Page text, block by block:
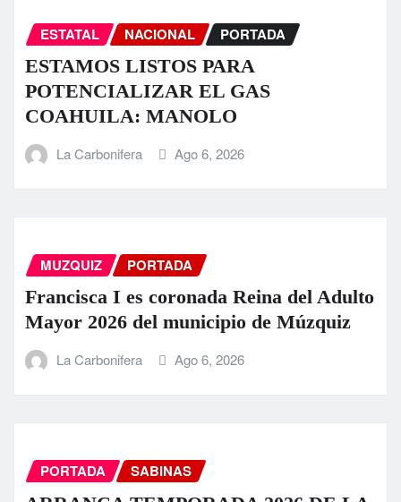
ESTATAL NACIONAL PORTADA
ESTAMOS LISTOS PARA
POTENCIALIZAR EL GAS
COAHUILA: MANOLO
La Carbonifera Ago 6, 2026
MUZQUIZ PORTADA
Francisca I es coronada Reina del Adulto
Mayor 2026 del municipio de Múzquiz
La Carbonifera Ago 6, 2026
PORTADA SABINAS